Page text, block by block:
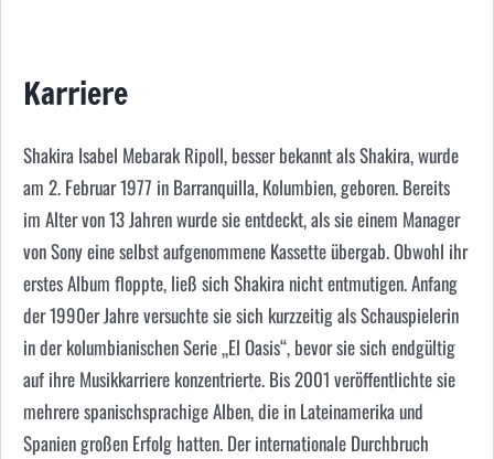
Karriere
Shakira Isabel Mebarak Ripoll, besser bekannt als Shakira, wurde
am 2. Februar 1977 in Barranquilla, Kolumbien, geboren. Bereits
im Alter von 13 Jahren wurde sie entdeckt, als sie einem Manager
von Sony eine selbst aufgenommene Kassette übergab. Obwohl ihr
erstes Album floppte, ließ sich Shakira nicht entmutigen. Anfang
der 1990er Jahre versuchte sie sich kurzzeitig als Schauspielerin
in der kolumbianischen Serie „El Oasis“, bevor sie sich endgültig
auf ihre Musikkarriere konzentrierte. Bis 2001 veröffentlichte sie
mehrere spanischsprachige Alben, die in Lateinamerika und
Spanien großen Erfolg hatten. Der internationale Durchbruch